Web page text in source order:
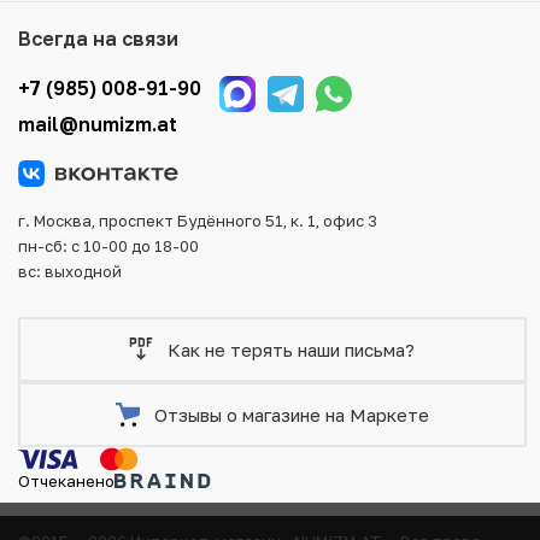
того, возможен самовывоз товара из офиса магазина.
Для вашего удобства представлены несколько способов
оплаты и доставки заказа. Все отправления надежно и
тщательно упаковываются, что исключает возможность
Всегда на связи
+7 (985) 008-91-90
mail@numizm.at
г. Москва, проспект Будённого 51, к. 1, офис 3
пн-сб: с 10-00 до 18-00
вс: выходной
Как не терять наши письма?
Отзывы о магазине на Маркете
Отчеканено